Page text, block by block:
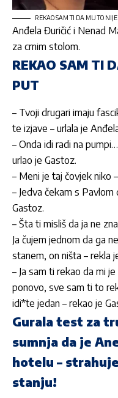
REKAO SAM TI DA MU TO
Anđela Đuričić i Nenad
za crnim stolom.
REKAO SAM TI
PUT
– Tvoji drugari imaju
te izjave – urlala je
– Onda idi radi na
urlao je Gastoz.
– Meni je taj čovjek niko
– Jedva čekam s
Gastoz.
– Šta ti misliš da ja ne
Ja čujem jednom da ga
stanem, on ništa – rekla
– Ja sam ti rekao da mi
ponovo, sve sam ti to
idi*te jedan – rekao je
Gurala test za
sumnja da je
hotelu –
stanju!